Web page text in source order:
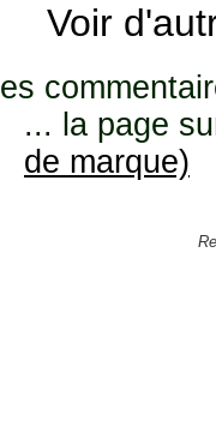
Voir
... la page
de marque)